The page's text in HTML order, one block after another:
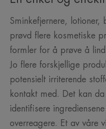
Sminkefjernere, lotioner,
prøvd flere kosmetiske
formler for å prøve å
Jo flere forskjellige
potensielt irriterende
kontakt med. Det kan
identifisere
overreagere. Et av våre